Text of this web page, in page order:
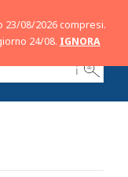
ℹ
23/08/2026 compresi.
24/08. IGNORA